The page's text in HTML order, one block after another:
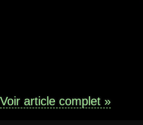
Voir article complet »